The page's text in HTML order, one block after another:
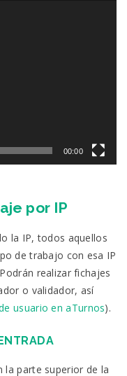
00:00
por IP
la IP, todos aquellos
de trabajo con esa IP
realizar fichajes
o validador, así
usuario en aTurnos).
la parte superior de la